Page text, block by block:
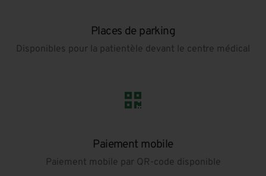
Places de parking
Disponibles pour la patientèle devant le centre médical
Paiement mobile
Paiement mobile par QR-code disponible